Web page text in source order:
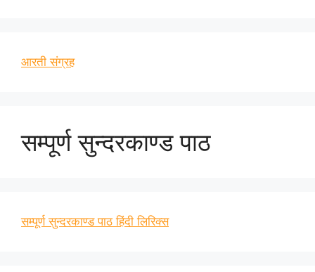
आरती संग्रह
सम्पूर्ण सुन्दरकाण्ड पाठ
सम्पूर्ण सुन्दरकाण्ड पाठ हिंदी लिरिक्स